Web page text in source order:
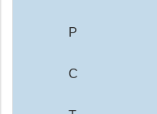
Р
С